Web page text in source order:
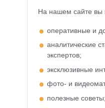
На нашем сайте вы
оперативные и
аналитические
экспертов;
эксклюзивные
фото- и
полезные советы;